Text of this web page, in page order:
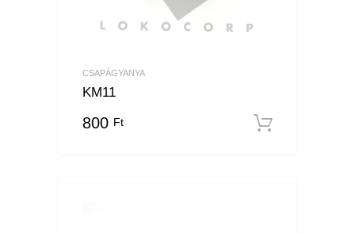
CSAPÁGYANYA
KM11
800 Ft